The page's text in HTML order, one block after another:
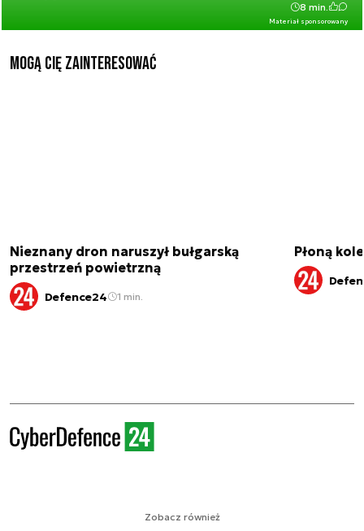
Materiał sponsorowany
8 min.
Mogą Cię zainteresować
Nieznany dron naruszył bułgarską
przestrzeń powietrzną
Defence24 1 min.
Płoną
Zobacz również